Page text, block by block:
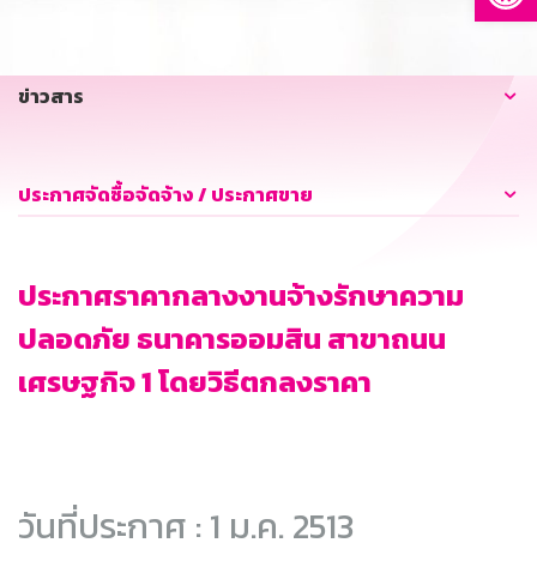
ข่าวสาร
ประกาศจัดซื้อจัดจ้าง / ประกาศขาย
ประกาศราคากลางงานจ้างรักษาความ
ปลอดภัย ธนาคารออมสิน สาขาถนน
เศรษฐกิจ 1 โดยวิธีตกลงราคา
วันที่ประกาศ : 1 ม.ค. 2513